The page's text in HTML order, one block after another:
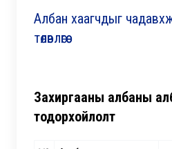
Албан хаагчдыг
төлөвлөгөө
Захиргааны албаны
тодорхойлолт